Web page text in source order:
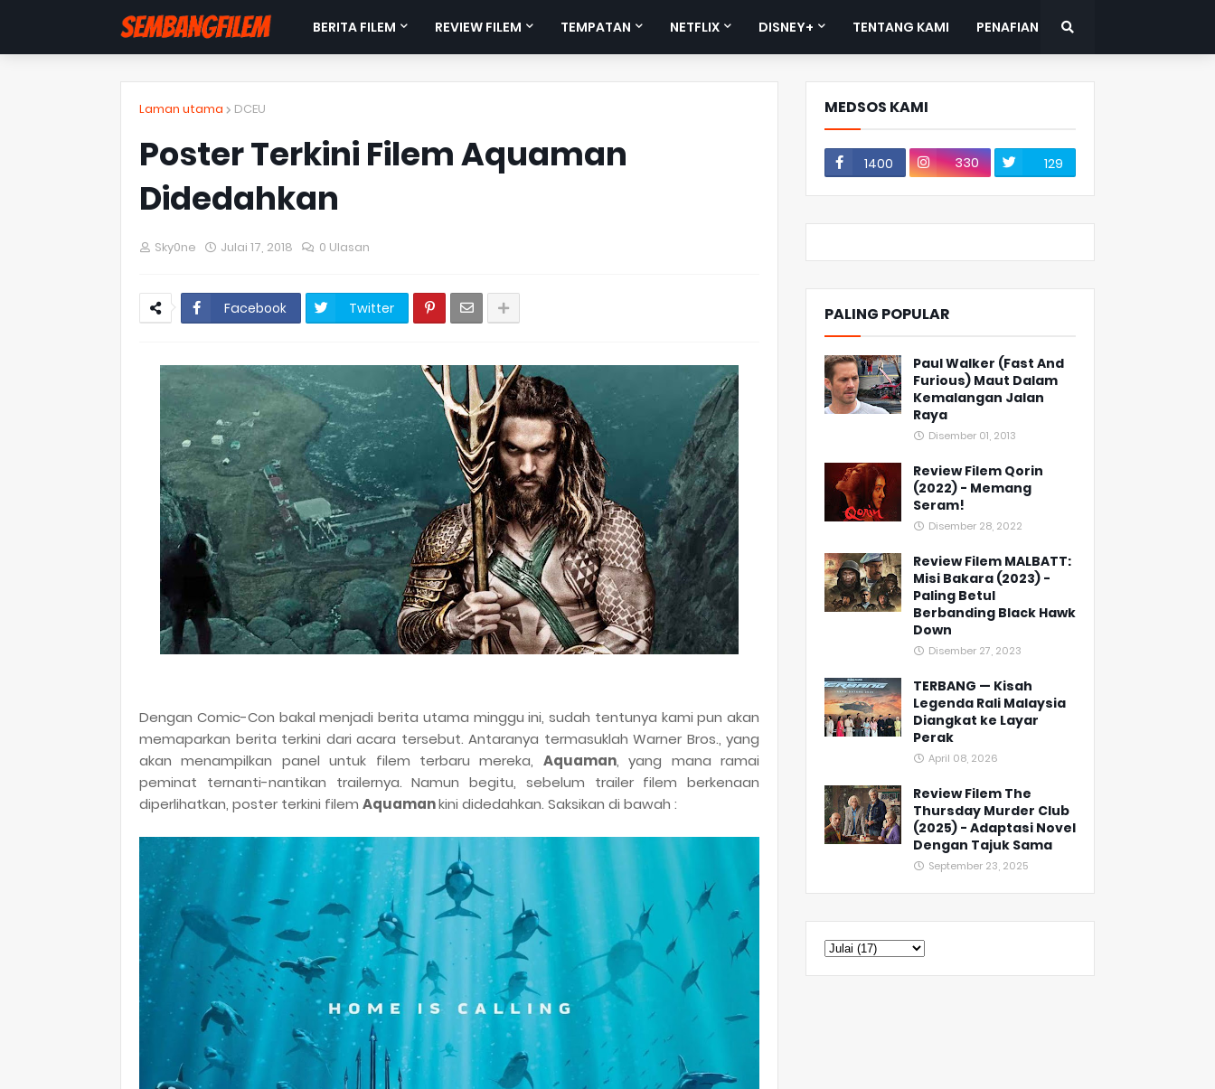
BERITA FILEM REVIEW FILEM TEMPATAN NETFLIX DISNEY+ TENTANG KAMI PENAFIAN
Laman utama DCEU
Poster Terkini Filem Aquaman
Didedahkan
Sky0ne Julai 17, 2018 0 Ulasan
Facebook Twitter
Dengan Comic-Con bakal menjadi berita utama minggu ini, sudah tentunya kami pun akan
memaparkan berita terkini dari acara tersebut. Antaranya termasuklah Warner Bros., yang
akan menampilkan panel untuk filem terbaru mereka, Aquaman, yang mana ramai
peminat ternanti-nantikan trailernya. Namun begitu, sebelum trailer filem berkenaan
diperlihatkan, poster terkini filem Aquamankini didedahkan. Saksikan di bawah :
MEDSOS KAMI
1400 330 129
PALING POPULAR
Paul Walker (Fast And
Furious) Maut Dalam
Kemalangan Jalan
Raya
Disember 01, 2013
Review Filem Qorin
(2022) - Memang
Seram!
Disember 28, 2022
Review Filem MALBATT:
Misi Bakara (2023) -
Paling Betul
Berbanding Black Hawk
Down
Disember 27, 2023
TERBANG — Kisah
Legenda Rali Malaysia
Diangkat ke Layar
Perak
April 08, 2026
Review Filem The
Thursday Murder Club
(2025) - Adaptasi Novel
Dengan Tajuk Sama
September 23, 2025